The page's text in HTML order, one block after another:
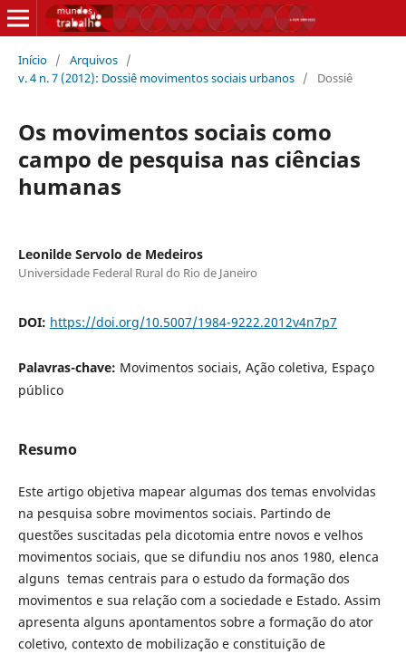
Início / Arquivos /
v. 4 n. 7 (2012): Dossiê movimentos sociais urbanos / Dossiê
Os movimentos sociais como
campo de pesquisa nas ciências
humanas
Leonilde Servolo de Medeiros
Universidade Federal Rural do Rio de Janeiro
DOI: https://doi.org/10.5007/1984-9222.2012v4n7p7
Palavras-chave: Movimentos sociais, Ação coletiva, Espaço
público
Resumo
Este artigo objetiva mapear algumas dos temas envolvidas
na pesquisa sobre movimentos sociais. Partindo de
questões suscitadas pela dicotomia entre novos e velhos
movimentos sociais, que se difundiu nos anos 1980, elenca
alguns temas centrais para o estudo da formação dos
movimentos e sua relação com a sociedade e Estado. Assim
apresenta alguns apontamentos sobre a formação do ator
coletivo, contexto de mobilização e constituição de